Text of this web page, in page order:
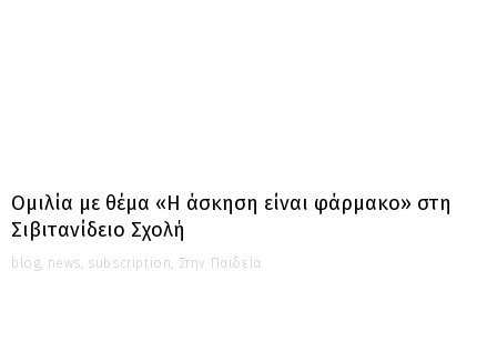
Ομιλία με θέμα «Η άσκηση είναι φάρμακο» στη
Σιβιτανίδειο Σχολή
blog, news, subscription, Στην Παιδεία